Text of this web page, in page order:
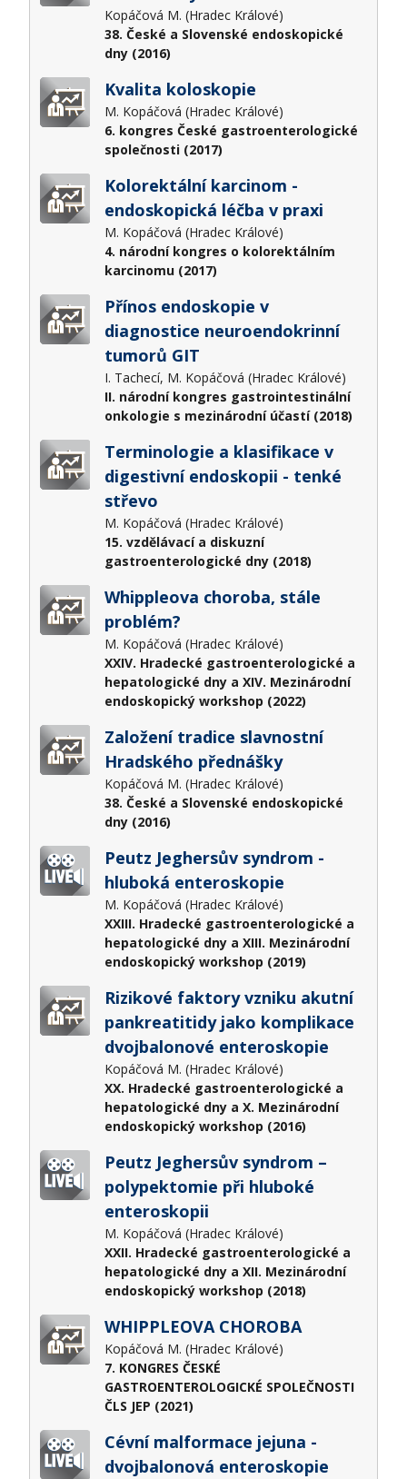
Kopáčová M. (Hradec Králové)
38. České a Slovenské endoskopické
dny (2016)
Kvalita koloskopie
M. Kopáčová (Hradec Králové)
6. kongres České gastroenterologické
společnosti (2017)
Kolorektální karcinom -
endoskopická léčba v praxi
M. Kopáčová (Hradec Králové)
4. národní kongres o kolorektálním
karcinomu (2017)
Přínos endoskopie v
diagnostice neuroendokrinní
tumorů GIT
I. Tachecí, M. Kopáčová (Hradec Králové)
II. národní kongres gastrointestinální
onkologie s mezinárodní účastí (2018)
Terminologie a klasifikace v
digestivní endoskopii - tenké
střevo
M. Kopáčová (Hradec Králové)
15. vzdělávací a diskuzní
gastroenterologické dny (2018)
Whippleova choroba, stále
problém?
M. Kopáčová (Hradec Králové)
XXIV. Hradecké gastroenterologické a
hepatologické dny a XIV. Mezinárodní
endoskopický workshop (2022)
Založení tradice slavnostní
Hradského přednášky
Kopáčová M. (Hradec Králové)
38. České a Slovenské endoskopické
dny (2016)
Peutz Jeghersův syndrom -
hluboká enteroskopie
M. Kopáčová (Hradec Králové)
XXIII. Hradecké gastroenterologické a
hepatologické dny a XIII. Mezinárodní
endoskopický workshop (2019)
Rizikové faktory vzniku akutní
pankreatitidy jako komplikace
dvojbalonové enteroskopie
Kopáčová M. (Hradec Králové)
XX. Hradecké gastroenterologické a
hepatologické dny a X. Mezinárodní
endoskopický workshop (2016)
Peutz Jeghersův syndrom –
polypektomie při hluboké
enteroskopii
M. Kopáčová (Hradec Králové)
XXII. Hradecké gastroenterologické a
hepatologické dny a XII. Mezinárodní
endoskopický workshop (2018)
WHIPPLEOVA CHOROBA
Kopáčová M. (Hradec Králové)
7. KONGRES ČESKÉ
GASTROENTEROLOGICKÉ SPOLEČNOSTI
ČLS JEP (2021)
Cévní malformace jejuna -
dvojbalonová enteroskopie